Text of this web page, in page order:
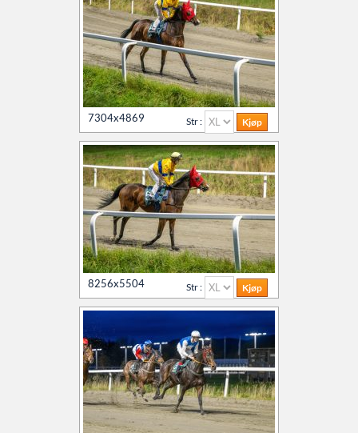
7304x4869 Str :
8256x5504 Str :